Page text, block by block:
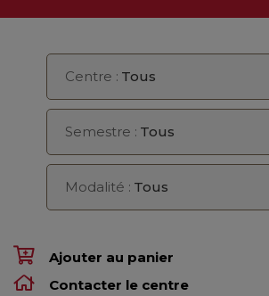
Centre : Tous
Semestre : Tous
Modalité : Tous
Ajouter au panier
Contacter le centre